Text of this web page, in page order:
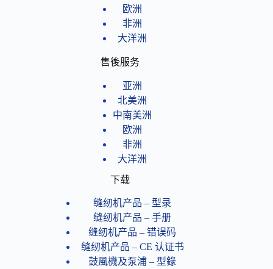
欧洲
非洲
大洋洲
售後服务
亚洲
北美洲
中南美洲
欧洲
非洲
大洋洲
下载
缝纫机产品 – 型录
缝纫机产品 – 手册
缝纫机产品 – 错误码
缝纫机产品​ – CE 认证书
鼓風機及泵浦 – 型錄